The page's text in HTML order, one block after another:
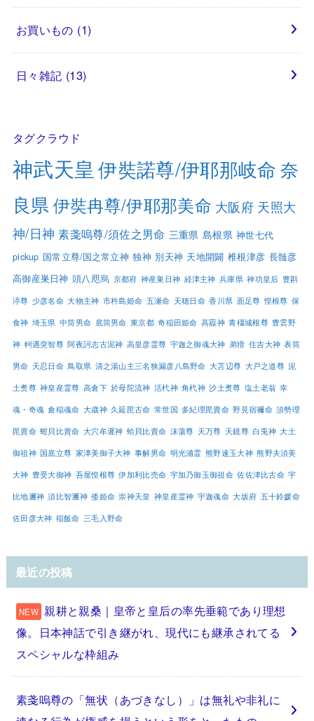
お買いもの (1)
日々雑記 (13)
タグクラウド
神武天皇 伊奘諾尊/伊耶那岐命 奈
良県 伊奘冉尊/伊耶那美命 大阪府 天照大
神/日神 素戔嗚尊/須佐之男命 三重県 島根県 神世七代
pickup 国常立尊/国之常立神 独神 別天神 天地開闢 椎根津彦 長髄彦
高御産巣日神 頭八咫烏 京都府 神産巣日神 経津主神 兵庫県 神功皇后 豊斟
渟尊 少彦名命 大物主神 市杵島姫命 五瀬命 天穂日命 香川県 面足尊 惶根尊 保
食神 埼玉県 中筒男命 底筒男命 東京都 奇稲田姫命 高龗神 青橿城根尊 豊雲野
神 軻遇突智尊 阿夜訶志古泥神 高皇彦霊尊 宇迦之御魂大神 弟猾 住吉大神 表筒
男命 天忍日命 鳥取県 清之湯山主三名狭漏彦八島野命 大苫辺尊 大戸之道尊 泥
土煑尊 神皇産霊尊 高倉下 於母陀流神 活杙神 角杙神 沙土煑尊 塩土老翁 幸
魂・奇魂 倉稲魂命 大歳神 久延毘古命 常世国 多紀理毘賣命 野見宿禰命 須勢理
毘賣命 蚶貝比賣命 大穴牟遲神 蛤貝比賣命 沫蕩尊 天万尊 天鏡尊 白兎神 大土
御祖神 国底立尊 家津美御子大神 事解男命 明光浦霊 熊野速玉大神 熊野夫須美
大神 豊受大御神 吾屋惶根尊 伊加利比売命 宇加乃御玉御祖命 佐佐津比古命 宇
比地邇神 須比智邇神 倭姫命 崇神天皇 神皇産霊神 宇迦魂命 大坂府 五十鈴媛命
佐田彦大神 稲飯命 三毛入野命
最近の投稿
親耕と親桑｜皇帝と皇后の率先垂範であり理想
像。日本神話で引き継がれ、現代にも継承されてる
スペシャルな枠組み
素戔嗚尊の「無状（あづきなし）」は無礼や非礼に